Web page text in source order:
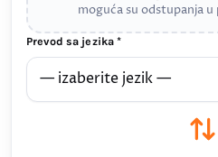
moguća su odstupanja
Prevod sa jezika *